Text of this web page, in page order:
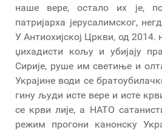
наше вере, остало их је,
патријарха јерусалимског,
У Антиохијској Цркви, од
џихадисти кољу и убијају
Сирије, руше им светиње и
Украјине води се
гину људи исте вере и исте
се крви лије, а НАТО
режим прогони канонску